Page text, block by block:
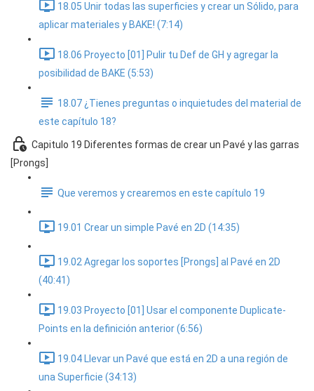
18.05 Unir todas las superficies y crear un Sólido, para
aplicar materiales y BAKE! (7:14)
18.06 Proyecto [01] Pulir tu Def de GH y agregar la
posibilidad de BAKE (5:53)
18.07 ¿Tienes preguntas o inquietudes del material de
este capítulo 18?
Capitulo 19 Diferentes formas de crear un Pavé y las garras
[Prongs]
Que veremos y crearemos en este capítulo 19
19.01 Crear un simple Pavé en 2D (14:35)
19.02 Agregar los soportes [Prongs] al Pavé en 2D
(40:41)
19.03 Proyecto [01] Usar el componente Duplicate-
Points en la definición anterior (6:56)
19.04 Llevar un Pavé que está en 2D a una región de
una Superficie (34:13)